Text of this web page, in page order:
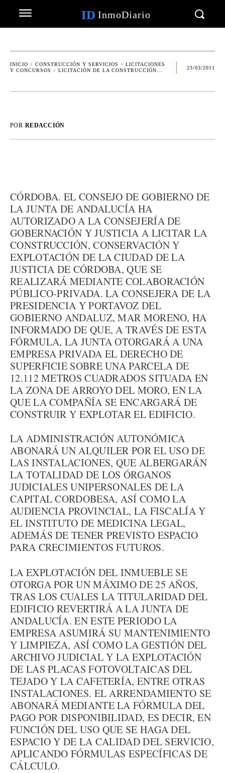
ID InmoDiario
INICIO CONSTRUCCIÓN Y SERVICIOS
LICITACIONES
Y CONCURSOS
LICITACIÓN DE LA CONSTRUCCIÓN...
23/03/2011
POR REDACCIÓN
CÓRDOBA. EL CONSEJO DE GOBIERNO DE
LA JUNTA DE ANDALUCÍA HA
AUTORIZADO A LA CONSEJERÍA DE
GOBERNACIÓN Y JUSTICIA A LICITAR LA
CONSTRUCCIÓN, CONSERVACIÓN Y
EXPLOTACIÓN DE LA CIUDAD DE LA
JUSTICIA DE CÓRDOBA, QUE SE
REALIZARÁ MEDIANTE COLABORACIÓN
PÚBLICO-PRIVADA. LA CONSEJERA DE LA
PRESIDENCIA Y PORTAVOZ DEL
GOBIERNO ANDALUZ, MAR MORENO, HA
INFORMADO DE QUE, A TRAVÉS DE ESTA
FÓRMULA, LA JUNTA OTORGARÁ A UNA
EMPRESA PRIVADA EL DERECHO DE
SUPERFICIE SOBRE UNA PARCELA DE
12.112 METROS CUADRADOS SITUADA EN
LA ZONA DE ARROYO DEL MORO, EN LA
QUE LA COMPAÑÍA SE ENCARGARÁ DE
CONSTRUIR Y EXPLOTAR EL EDIFICIO.
LA ADMINISTRACIÓN AUTONÓMICA
ABONARÁ UN ALQUILER POR EL USO DE
LAS INSTALACIONES, QUE ALBERGARÁN
LA TOTALIDAD DE LOS ÓRGANOS
JUDICIALES UNIPERSONALES DE LA
CAPITAL CORDOBESA, ASÍ COMO LA
AUDIENCIA PROVINCIAL, LA FISCALÍA Y
EL INSTITUTO DE MEDICINA LEGAL,
ADEMÁS DE TENER PREVISTO ESPACIO
PARA CRECIMIENTOS FUTUROS.
LA EXPLOTACIÓN DEL INMUEBLE SE
OTORGA POR UN MÁXIMO DE 25 AÑOS,
TRAS LOS CUALES LA TITULARIDAD DEL
EDIFICIO REVERTIRÁ A LA JUNTA DE
ANDALUCÍA. EN ESTE PERIODO LA
EMPRESA ASUMIRÁ SU MANTENIMIENTO
Y LIMPIEZA, ASÍ COMO LA GESTIÓN DEL
ARCHIVO JUDICIAL Y LA EXPLOTACIÓN
DE LAS PLACAS FOTOVOLTAICAS DEL
TEJADO Y LA CAFETERÍA, ENTRE OTRAS
INSTALACIONES. EL ARRENDAMIENTO SE
ABONARÁ MEDIANTE LA FÓRMULA DEL
PAGO POR DISPONIBILIDAD, ES DECIR, EN
FUNCIÓN DEL USO QUE SE HAGA DEL
ESPACIO Y DE LA CALIDAD DEL SERVICIO,
APLICANDO FÓRMULAS ESPECÍFICAS DE
CÁLCULO.